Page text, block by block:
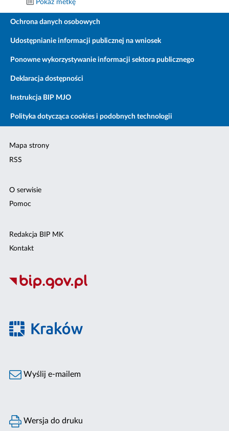
Pokaż metkę
Ochrona danych osobowych
Udostępnianie informacji publicznej na wniosek
Ponowne wykorzystywanie informacji sektora publicznego
Deklaracja dostępności
Instrukcja BIP MJO
Polityka dotycząca cookies i podobnych technologii
Mapa strony
RSS
O serwisie
Pomoc
Redakcja BIP MK
Kontakt
Wyślij e-mailem
Wersja do druku